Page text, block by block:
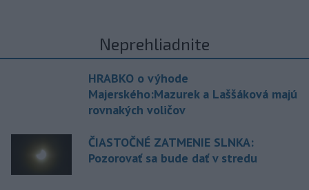
Neprehliadnite
HRABKO o výhode
Majerského:Mazurek a Laššáková majú
rovnakých voličov
ČIASTOČNÉ ZATMENIE SLNKA:
Pozorovať sa bude dať v stredu